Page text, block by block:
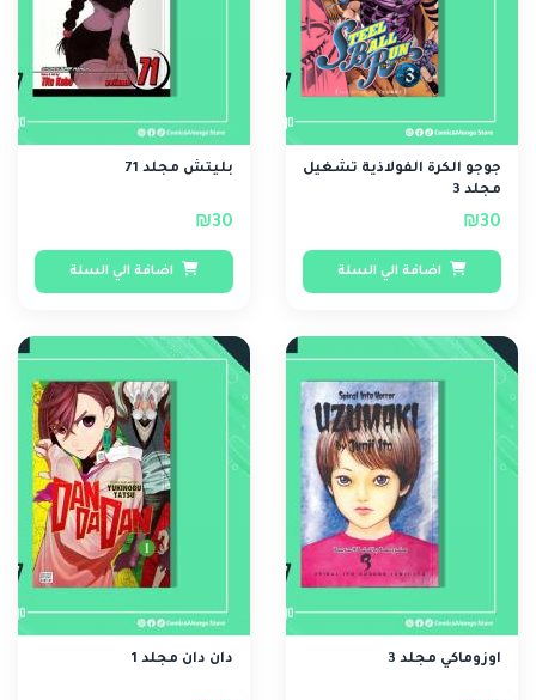
جوجو الكرة الفولاذية تشغيل
مجلد 3
₪30
اضافة الي السلة
بليتش مجلد 71
₪30
اضافة الي السلة
اوزوماكي مجلد 3 دان دان مجلد 1